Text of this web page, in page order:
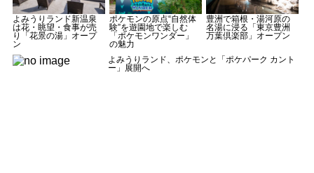
よみうりランド新温泉
は花・眺望・食事が売
り「花景の湯」オープ
ン
ポケモンの原点“自然体
験”を遊園地で楽しむ
「ポケモンワンダー」
の魅力
豊洲で箱根・湯河原の
名湯に浸る「東京豊洲
万葉倶楽部」オープン
よみうりランド、ポケモンと「ポケパーク カント
ー」展開へ